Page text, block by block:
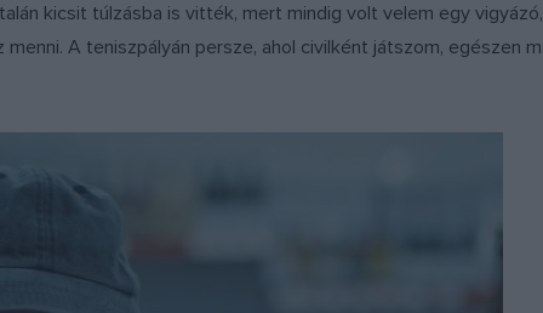
kicsit túlzásba is vitték, mert mindig volt velem egy
A teniszpályán persze, ahol civilként játszom, egészen